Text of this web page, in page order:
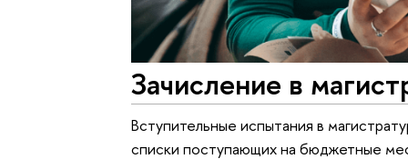
Зачисление в
Вступительные испытания в
списки поступающих на бюджетные